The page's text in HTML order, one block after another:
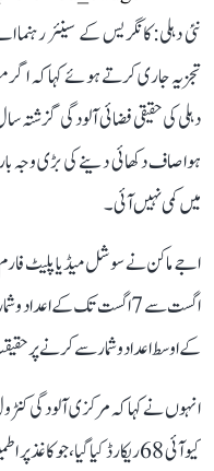
نئی دہلی: کانگریس کے سینئر رہنما
تجزیہ جاری کرتے ہوئے کہا کہ اگر
دہلی کی حقیقی فضائی آلودگی
ہوا صاف دکھائی دینے کی بڑی وجہ
میں کمی نہیں آئی۔
کے اوسط اعداد و شمار سے کرنے پر
انہوں نے کہا کہ مرکزی آلودگی
کیو آئی 68 ریکارڈ کیا گیا،